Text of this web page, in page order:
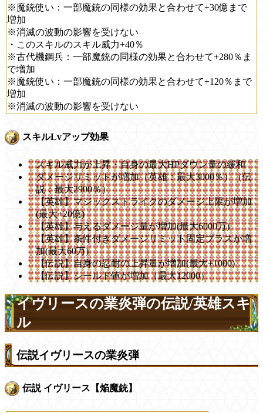
※魔銃使い：一部魔銃の同様の効果と合わせて+30億まで
増加
※消滅の波動の影響を受けない
・このスキルのスキル威力+40％
※古代機鋼兵：一部魔銃の同様の効果と合わせて+280％ま
で増加
※魔銃使い：一部魔銃の同様の効果と合わせて+120％まで
増加
※消滅の波動の影響を受けない
スキルLvアップ効果
スキル威力が上昇・自身の最大HPダウン量の緩和
ダメージリミットが増加（英雄：最大3000％）（伝
説：最大2900％）
【英雄】マジックストライクのダメージ上限が増加
(最大+20億)
【英雄】与えるダメージ量が増加(最大6000万)
【英雄】条件付きダメージリミット固定プラスが増
加(最大60万)
【伝説】自身の忍耐の上昇量が増加(最大+1000)
【伝説】シールド値が増加（最大12000）
イヴリースの業炎弾の伝説/英雄スキ
ル
伝説イヴリースの業炎弾
伝説 イヴリース【焔魔銃】